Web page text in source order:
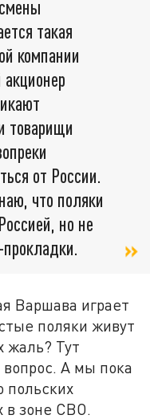
такая
компании
товарищи
от России.
что поляки
но не
Варшава играет
поляки живут
жаль? Тут
А мы пока
польских
в зоне СВО.